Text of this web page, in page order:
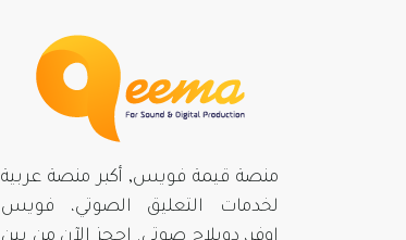
منصة قيمة فويس, أكبر منصة عربية
لخدمات التعليق الصوتي، فويس